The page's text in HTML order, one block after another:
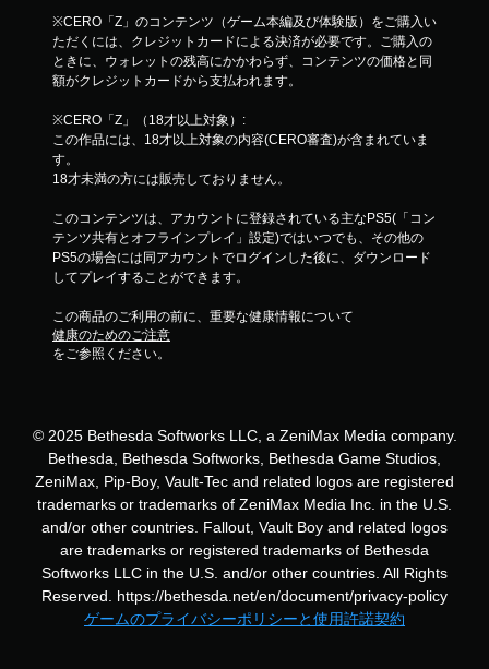
※CERO「Z」のコンテンツ（ゲーム本編及び体験版）をご購入い
ただくには、クレジットカードによる決済が必要です。ご購入の
ときに、ウォレットの残高にかかわらず、コンテンツの価格と同
額がクレジットカードから支払われます。
※CERO「Z」（18才以上対象）:
この作品には、18才以上対象の内容(CERO審査)が含まれていま
す。
18才未満の方には販売しておりません。
このコンテンツは、アカウントに登録されている主なPS5(「コン
テンツ共有とオフラインプレイ」設定)ではいつでも、その他の
PS5の場合には同アカウントでログインした後に、ダウンロード
してプレイすることができます。
この商品のご利用の前に、重要な健康情報について
健康のためのご注意
をご参照ください。
© 2025 Bethesda Softworks LLC, a ZeniMax Media company.
Bethesda, Bethesda Softworks, Bethesda Game Studios,
ZeniMax, Pip-Boy, Vault-Tec and related logos are registered
trademarks or trademarks of ZeniMax Media Inc. in the U.S.
and/or other countries. Fallout, Vault Boy and related logos
are trademarks or registered trademarks of Bethesda
Softworks LLC in the U.S. and/or other countries. All Rights
Reserved. https://bethesda.net/en/document/privacy-policy
ゲームのプライバシーポリシーと使用許諾契約